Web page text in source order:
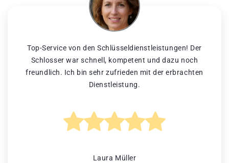
Top-Service von den Schlüsseldienstleistungen! Der
Schlosser war schnell, kompetent und dazu noch
freundlich. Ich bin sehr zufrieden mit der erbrachten
Dienstleistung.
Laura Müller